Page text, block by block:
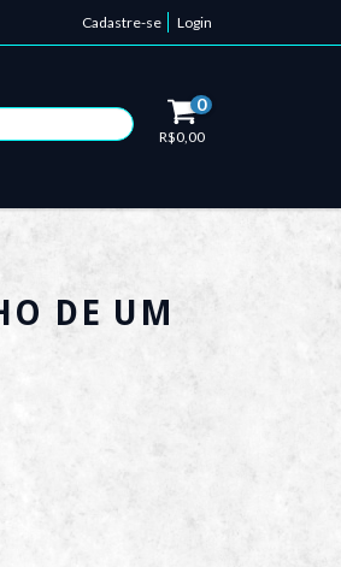
Cadastre-se Login
0
R$0,00
DE UM